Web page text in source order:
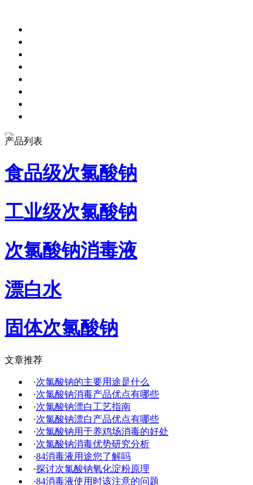
产品列表
食品级次氯酸钠
工业级次氯酸钠
次氯酸钠消毒液
漂白水
固体次氯酸钠
文章推荐
·次氯酸钠的主要用途是什么
·次氯酸钠消毒产品优点有哪些
·次氯酸钠漂白工艺指南
·次氯酸钠漂白产品优点有哪些
·次氯酸钠用于养鸡场消毒的好处
·次氯酸钠消毒优势研究分析
·84消毒液用途您了解吗
·探讨次氯酸钠氧化淀粉原理
·84消毒液使用时该注意的问题